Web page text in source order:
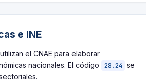
e INE
el CNAE para elaborar
nacionales. El código
28.24 se